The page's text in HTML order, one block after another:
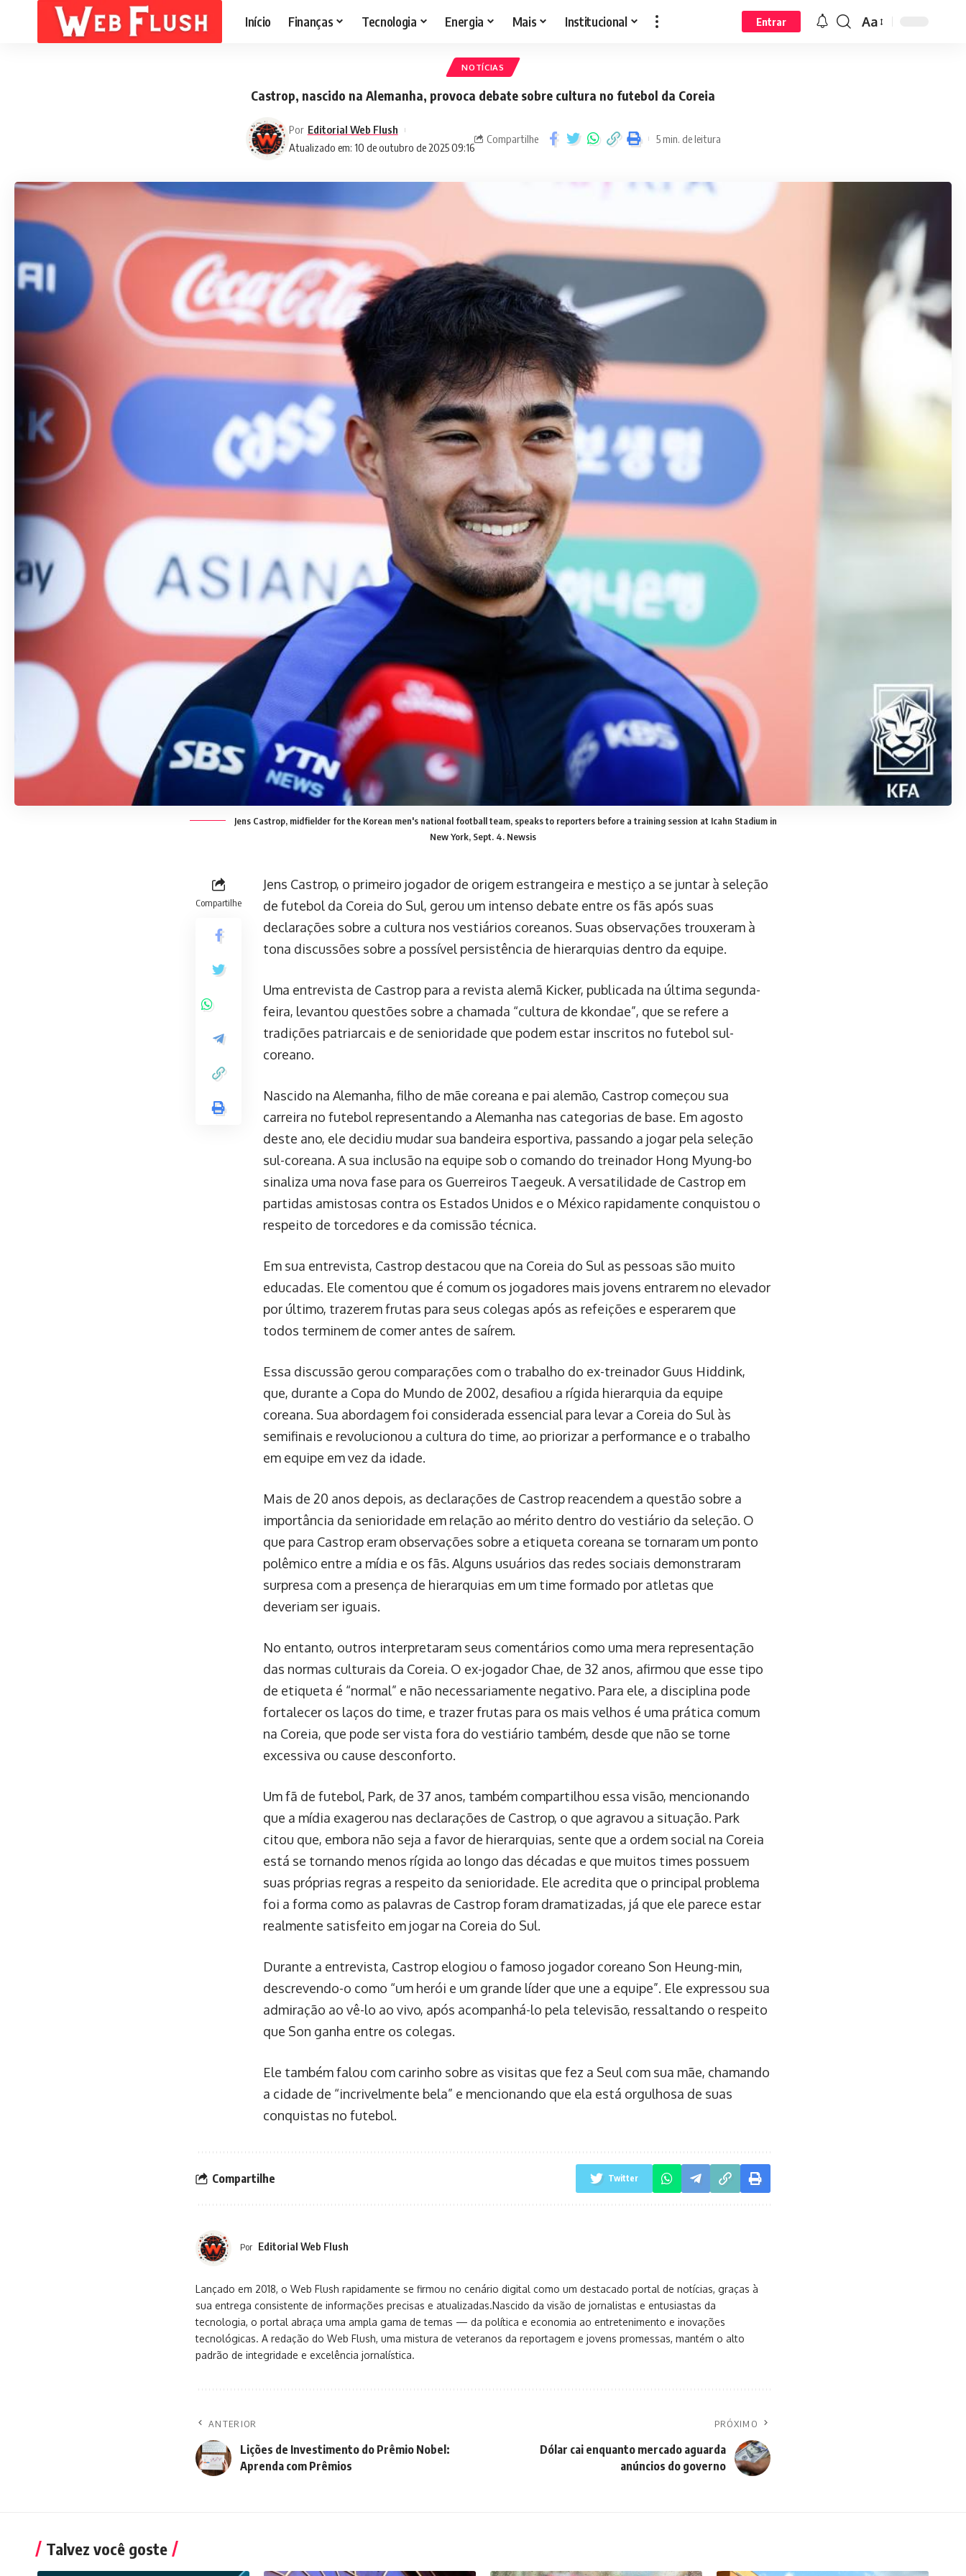
Início Finanças Tecnologia Energia Mais Institucional Entrar Aa
NOTÍCIAS
Castrop, nascido na Alemanha, provoca debate sobre cultura no futebol da Coreia
Atualizado em: 10 de outubro de 2025 09:16
Por Editorial Web Flush
Compartilhe 5 min. de leitura
Jens Castrop, midfielder for the Korean men's national football team, speaks to reporters before a training session at Icahn Stadium in
New York, Sept. 4. Newsis
Compartilhe
Jens Castrop, o primeiro jogador de origem estrangeira e mestiço a se juntar à seleção
de futebol da Coreia do Sul, gerou um intenso debate entre os fãs após suas
declarações sobre a cultura nos vestiários coreanos. Suas observações trouxeram à
tona discussões sobre a possível persistência de hierarquias dentro da equipe.
Uma entrevista de Castrop para a revista alemã Kicker, publicada na última segunda-
feira, levantou questões sobre a chamada “cultura de kkondae”, que se refere a
tradições patriarcais e de senioridade que podem estar inscritos no futebol sul-
coreano.
Nascido na Alemanha, filho de mãe coreana e pai alemão, Castrop começou sua
carreira no futebol representando a Alemanha nas categorias de base. Em agosto
deste ano, ele decidiu mudar sua bandeira esportiva, passando a jogar pela seleção
sul-coreana. A sua inclusão na equipe sob o comando do treinador Hong Myung-bo
sinaliza uma nova fase para os Guerreiros Taegeuk. A versatilidade de Castrop em
partidas amistosas contra os Estados Unidos e o México rapidamente conquistou o
respeito de torcedores e da comissão técnica.
Em sua entrevista, Castrop destacou que na Coreia do Sul as pessoas são muito
educadas. Ele comentou que é comum os jogadores mais jovens entrarem no elevador
por último, trazerem frutas para seus colegas após as refeições e esperarem que
todos terminem de comer antes de saírem.
Essa discussão gerou comparações com o trabalho do ex-treinador Guus Hiddink,
que, durante a Copa do Mundo de 2002, desafiou a rígida hierarquia da equipe
coreana. Sua abordagem foi considerada essencial para levar a Coreia do Sul às
semifinais e revolucionou a cultura do time, ao priorizar a performance e o trabalho
em equipe em vez da idade.
Mais de 20 anos depois, as declarações de Castrop reacendem a questão sobre a
importância da senioridade em relação ao mérito dentro do vestiário da seleção. O
que para Castrop eram observações sobre a etiqueta coreana se tornaram um ponto
polêmico entre a mídia e os fãs. Alguns usuários das redes sociais demonstraram
surpresa com a presença de hierarquias em um time formado por atletas que
deveriam ser iguais.
No entanto, outros interpretaram seus comentários como uma mera representação
das normas culturais da Coreia. O ex-jogador Chae, de 32 anos, afirmou que esse tipo
de etiqueta é “normal” e não necessariamente negativo. Para ele, a disciplina pode
fortalecer os laços do time, e trazer frutas para os mais velhos é uma prática comum
na Coreia, que pode ser vista fora do vestiário também, desde que não se torne
excessiva ou cause desconforto.
Um fã de futebol, Park, de 37 anos, também compartilhou essa visão, mencionando
que a mídia exagerou nas declarações de Castrop, o que agravou a situação. Park
citou que, embora não seja a favor de hierarquias, sente que a ordem social na Coreia
está se tornando menos rígida ao longo das décadas e que muitos times possuem
suas próprias regras a respeito da senioridade. Ele acredita que o principal problema
foi a forma como as palavras de Castrop foram dramatizadas, já que ele parece estar
realmente satisfeito em jogar na Coreia do Sul.
Durante a entrevista, Castrop elogiou o famoso jogador coreano Son Heung-min,
descrevendo-o como “um herói e um grande líder que une a equipe”. Ele expressou sua
admiração ao vê-lo ao vivo, após acompanhá-lo pela televisão, ressaltando o respeito
que Son ganha entre os colegas.
Ele também falou com carinho sobre as visitas que fez a Seul com sua mãe, chamando
a cidade de “incrivelmente bela” e mencionando que ela está orgulhosa de suas
conquistas no futebol.
Compartilhe Twitter
Por Editorial Web Flush
Lançado em 2018, o Web Flush rapidamente se firmou no cenário digital como um destacado portal de notícias, graças à
sua entrega consistente de informações precisas e atualizadas.Nascido da visão de jornalistas e entusiastas da
tecnologia, o portal abraça uma ampla gama de temas — da política e economia ao entretenimento e inovações
tecnológicas. A redação do Web Flush, uma mistura de veteranos da reportagem e jovens promessas, mantém o alto
padrão de integridade e excelência jornalística.
ANTERIOR
Lições de Investimento do Prêmio Nobel:
Aprenda com Prêmios
PRÓXIMO
Dólar cai enquanto mercado aguarda
anúncios do governo
Talvez você goste